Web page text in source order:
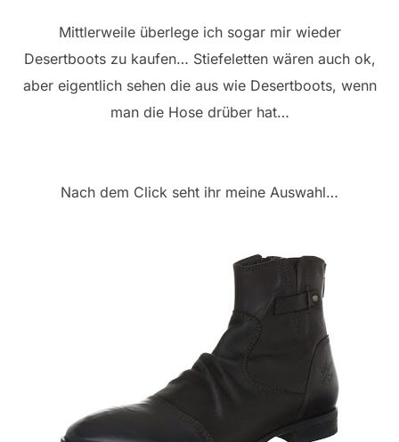
Mittlerweile überlege ich sogar mir wieder
Desertboots zu kaufen… Stiefeletten wären auch ok,
aber eigentlich sehen die aus wie Desertboots, wenn
man die Hose drüber hat…
Nach dem Click seht ihr meine Auswahl…